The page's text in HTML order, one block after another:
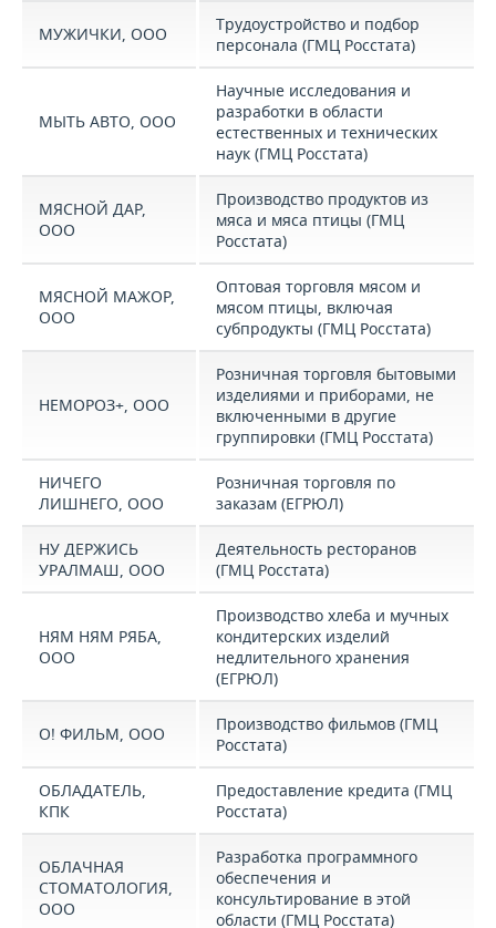
МУЖИЧКИ, ООО
Трудоустройство и подбор
персонала (ГМЦ Росстата)
МЫТЬ АВТО, ООО
Научные исследования и
разработки в области
естественных и технических
наук (ГМЦ Росстата)
МЯСНОЙ ДАР,
ООО
Производство продуктов из
мяса и мяса птицы (ГМЦ
Росстата)
МЯСНОЙ МАЖОР,
ООО
Оптовая торговля мясом и
мясом птицы, включая
субпродукты (ГМЦ Росстата)
НЕМОРОЗ+, ООО
Розничная торговля бытовыми
изделиями и приборами, не
включенными в другие
группировки (ГМЦ Росстата)
НИЧЕГО
ЛИШНЕГО, ООО
Розничная торговля по
заказам (ЕГРЮЛ)
НУ ДЕРЖИСЬ
УРАЛМАШ, ООО
Деятельность ресторанов
(ГМЦ Росстата)
НЯМ НЯМ РЯБА,
ООО
Производство хлеба и мучных
кондитерских изделий
недлительного хранения
(ЕГРЮЛ)
О! ФИЛЬМ, ООО
Производство фильмов (ГМЦ
Росстата)
ОБЛАДАТЕЛЬ,
КПК
Предоставление кредита (ГМЦ
Росстата)
ОБЛАЧНАЯ
СТОМАТОЛОГИЯ,
ООО
Разработка программного
обеспечения и
консультирование в этой
области (ГМЦ Росстата)